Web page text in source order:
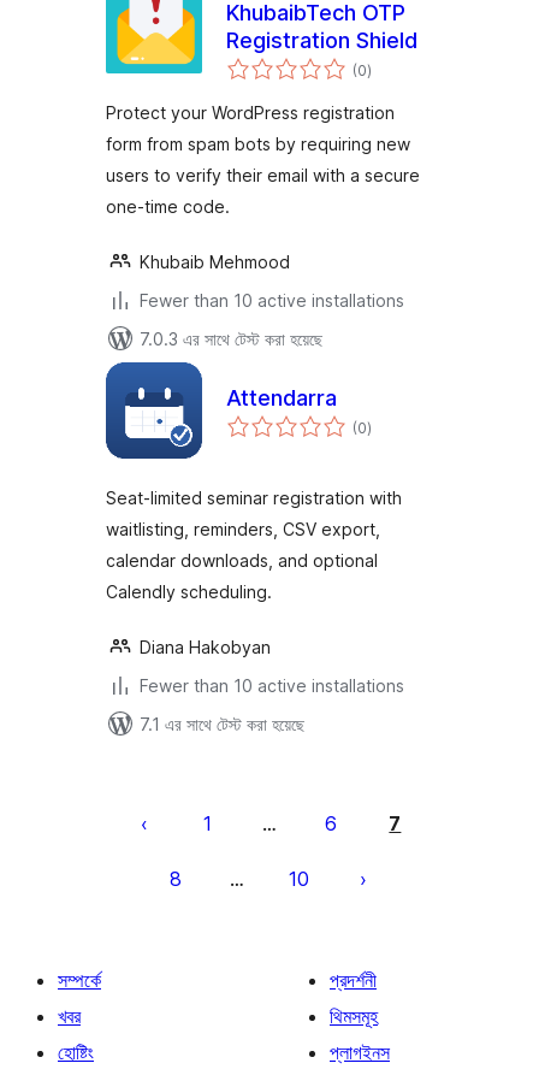
KhubaibTech OTP
Registration Shield
(0total
ratings
)
Protect your WordPress registration
form from spam bots by requiring new
users to verify their email with a secure
one-time code.
Khubaib Mehmood
Fewer than 10 active installations
7.0.3 এর সাথে টেস্ট করা হয়েছে
Attendarra
(0total
ratings
)
Seat-limited seminar registration with
waitlisting, reminders, CSV export,
calendar downloads, and optional
Calendly scheduling.
Diana Hakobyan
Fewer than 10 active installations
7.1 এর সাথে টেস্ট করা হয়েছে
পেজিনেশন
1 … 6 7
8 … 10
সম্পর্কে
খবর
হোষ্টিং
প্রদর্শনী
থিমসমূহ
প্লাগইনস